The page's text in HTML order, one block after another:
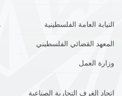
النيابة العامة الفلسطينية
المعهد القضائي الفلسطيني
وزارة العمل
اتحاد الغرف التجارية الصناعية